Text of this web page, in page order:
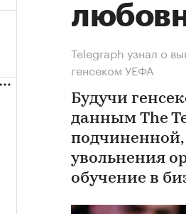
Telegraph узнал о
генсеком УЕФА
Будучи
данным The
подчиненной,
увольнения
обучение в